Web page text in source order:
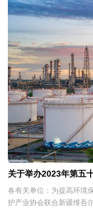
各有关单位：为提高环境
护产业协会联合新疆维吾